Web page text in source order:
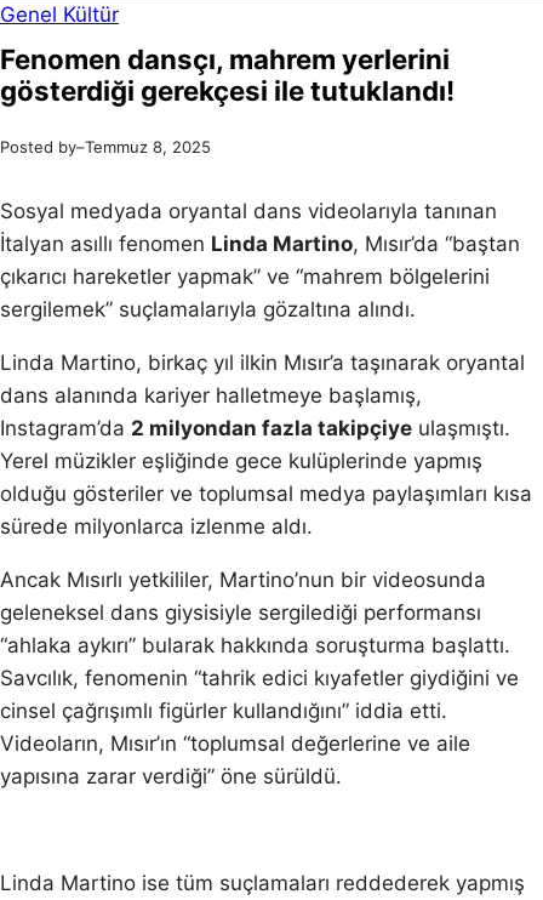
Genel Kültür
Fenomen dansçı, mahrem yerlerini
gösterdiği gerekçesi ile tutuklandı!
Posted by–Temmuz 8, 2025
Sosyal medyada oryantal dans videolarıyla tanınan
İtalyan asıllı fenomen Linda Martino, Mısır’da “baştan
çıkarıcı hareketler yapmak” ve “mahrem bölgelerini
sergilemek” suçlamalarıyla gözaltına alındı.
Linda Martino, birkaç yıl ilkin Mısır’a taşınarak oryantal
dans alanında kariyer halletmeye başlamış,
Instagram’da 2 milyondan fazla takipçiye ulaşmıştı.
Yerel müzikler eşliğinde gece kulüplerinde yapmış
olduğu gösteriler ve toplumsal medya paylaşımları kısa
sürede milyonlarca izlenme aldı.
Ancak Mısırlı yetkililer, Martino’nun bir videosunda
geleneksel dans giysisiyle sergilediği performansı
“ahlaka aykırı” bularak hakkında soruşturma başlattı.
Savcılık, fenomenin “tahrik edici kıyafetler giydiğini ve
cinsel çağrışımlı figürler kullandığını” iddia etti.
Videoların, Mısır’ın “toplumsal değerlerine ve aile
yapısına zarar verdiği” öne sürüldü.
Linda Martino ise tüm suçlamaları reddederek yapmış